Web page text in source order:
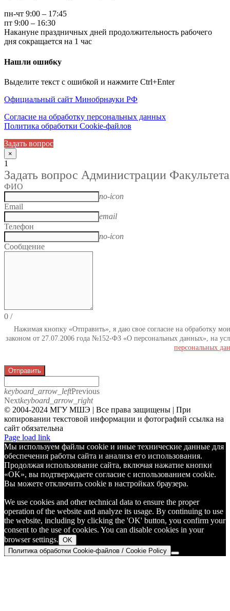
пн-чт 9:00 – 17:45
пт 9:00 – 16:30
Накануне праздничных дней продолжительность рабочего
дня сокращается на 1 час
Нашли ошибку
Выделите текст с ошибкой и нажмите Ctrl+Enter
Официальный сайт Минобрнауки РФ
Согласие на обработку персональных данных
Политика обработки Cookie-файлов
Задать вопрос
×
1
Задать вопрос Администрации Факультета
ФИО
no-icon
Email
email
Телефон
no-icon
Сообщение
0 /
Нажимая кнопку «Отправить», я даю свое согласие на обработку
законом от 27.07.2006 года №152-ФЗ «О персональных данных», на
персональных
Отправить
keyboard_arrow_leftPrevious
Nextkeyboard_arrow_right
© 2004-2024 МГУ МШЭ | Все права защищены | При
копировании текстовой информации и фотографий ссылка на
сайт обязательна
Telegram
Page load link
Мы используем файлы cookie и иные технические данные для
обеспечения работы сайта и анализа его использования.
Продолжая использование сайта, включая нажатие кнопки
«OK», вы подтверждаете согласие с использованием cookie.
Вы можете отключить cookie в настройках браузера.
We use cookies and other technical data to ensure the proper
operation of the website and analyze its usage. By continuing to use
the website, including by clicking the 'OK' button, you confirm your
consent to the use of cookies. You can disable cookies in your
browser settings. OK
Политика обработки Cookie-файлов / Cookie Policy